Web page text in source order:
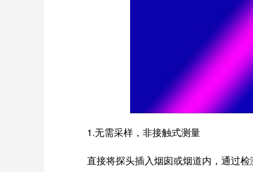
1.无需采样，非接触式测量
直接将探头插入烟囱或烟道内，通过